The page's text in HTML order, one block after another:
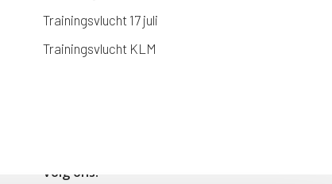
Trainingsvlucht 17 juli
Trainingsvlucht KLM
Volg ons!